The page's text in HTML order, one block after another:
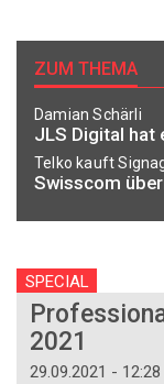
ZUM THEMA
Damian Schärli
JLS Digital hat
Telko kauft
Swisscom
SPECIAL
2021
29.09.2021 - 12:28